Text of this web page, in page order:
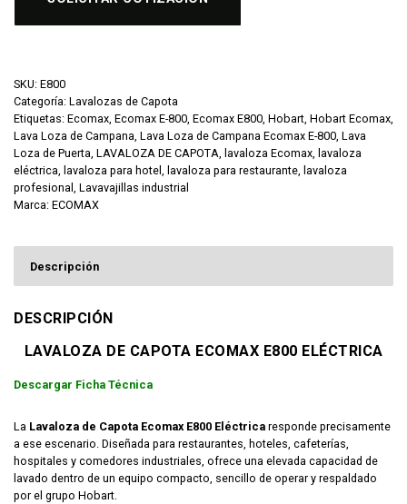
SKU: E800
Categoría: Lavalozas de Capota
Etiquetas: Ecomax, Ecomax E-800, Ecomax E800, Hobart, Hobart Ecomax,
Lava Loza de Campana, Lava Loza de Campana Ecomax E-800, Lava
Loza de Puerta, LAVALOZA DE CAPOTA, lavaloza Ecomax, lavaloza
eléctrica, lavaloza para hotel , lavaloza para restaurante, lavaloza
profesional , Lavavajillas industrial
Marca: ECOMAX
Descripción
DESCRIPCIÓN
LAVALOZA DE CAPOTA ECOMAX E800 ELÉCTRICA
Descargar Ficha Técnica
La Lavaloza de Capota Ecomax E800 Eléctrica responde precisamente
a ese escenario. Diseñada para restaurantes, hoteles, cafeterías,
hospitales y comedores industriales, ofrece una elevada capacidad de
lavado dentro de un equipo compacto, sencillo de operar y respaldado
por el grupo Hobart.